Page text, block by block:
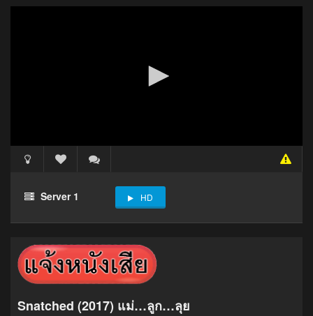
Server 1 HD
Snatched (2017) แม่…ลูก…ลุย